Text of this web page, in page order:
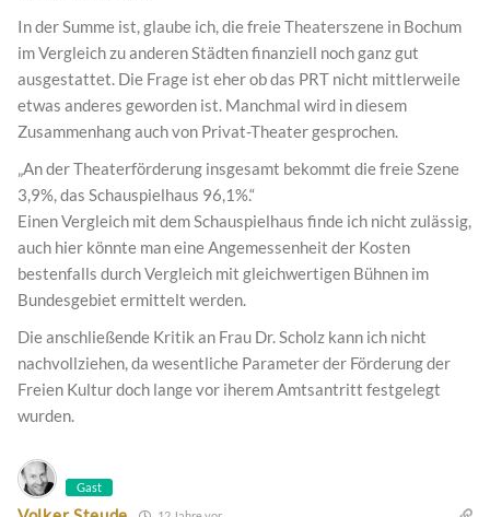
In der Summe ist, glaube ich, die freie Theaterszene in Bochum
im Vergleich zu anderen Städten finanziell noch ganz gut
ausgestattet. Die Frage ist eher ob das PRT nicht mittlerweile
etwas anderes geworden ist. Manchmal wird in diesem
Zusammenhang auch von Privat-Theater gesprochen.
„An der Theaterförderung insgesamt bekommt die freie Szene
3,9%, das Schauspielhaus 96,1%.“
Einen Vergleich mit dem Schauspielhaus finde ich nicht zulässig,
auch hier könnte man eine Angemessenheit der Kosten
bestenfalls durch Vergleich mit gleichwertigen Bühnen im
Bundesgebiet ermittelt werden.
Die anschließende Kritik an Frau Dr. Scholz kann ich nicht
nachvollziehen, da wesentliche Parameter der Förderung der
Freien Kultur doch lange vor iherem Amtsantritt festgelegt
wurden.
Gast